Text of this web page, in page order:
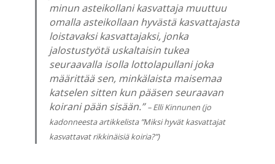
minun asteikollani kasvattaja muuttuu
omalla asteikollaan hyvästä kasvattajasta
loistavaksi kasvattajaksi, jonka
jalostustyötä uskaltaisin tukea
seuraavalla isolla lottolapullani joka
määrittää sen, minkälaista maisemaa
katselen sitten kun pääsen seuraavan
koirani pään sisään.” – Elli Kinnunen (jo
kadonneesta artikkelista ”Miksi hyvät kasvattajat
kasvattavat rikkinäisiä koiria?”)